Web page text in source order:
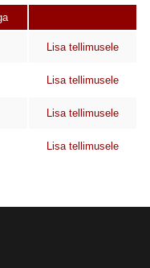
Lisa tellimusele
Lisa tellimusele
Lisa tellimusele
Lisa tellimusele